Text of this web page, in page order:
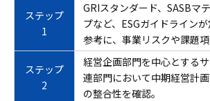
ステップ
1
GRIスタンダード、SASBマ
プなど、ESGガイドライン
参考に、事業リスクや課題項
ステップ
2
経営企画部門を中心とする
連部門において中期経営計
の整合性を確認。